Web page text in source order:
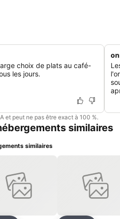
choix de plats au café-
les jours.
et peut ne pas être exact à 100 %.
similaires
similaires